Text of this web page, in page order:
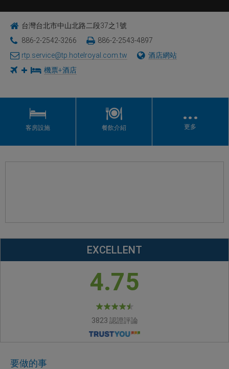
台灣台北市中山北路二段37之1號
886-2-2542-3266
886-2-2543-4897
rtp.service@tp.hotelroyal.com.tw
酒店網站
機票+酒店
客房設施 餐飲介紹
…
更多
EXCELLENT
4.75
3823 認證評論
要做的事